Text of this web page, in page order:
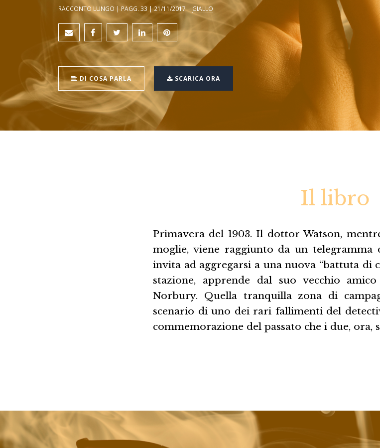
RACCONTO LUNGO | PAGG. 33 | 21/11/2017 | GIALLO
DI COSA PARLA SCARICA ORA
Il libro
Primavera del 1903. Il dottor Watson,
moglie, viene raggiunto da un telegramma
invita ad aggregarsi a una nuova “battuta di
stazione, apprende dal suo vecchio
Norbury. Quella tranquilla zona di
scenario di uno dei rari fallimenti del
commemorazione del passato che i due, ora,